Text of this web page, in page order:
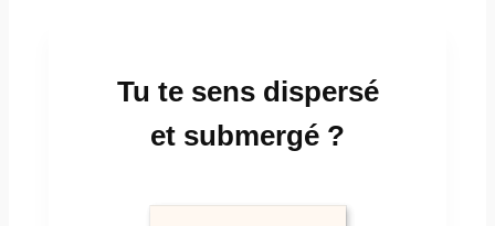
Tu te sens dispersé
et submergé ?